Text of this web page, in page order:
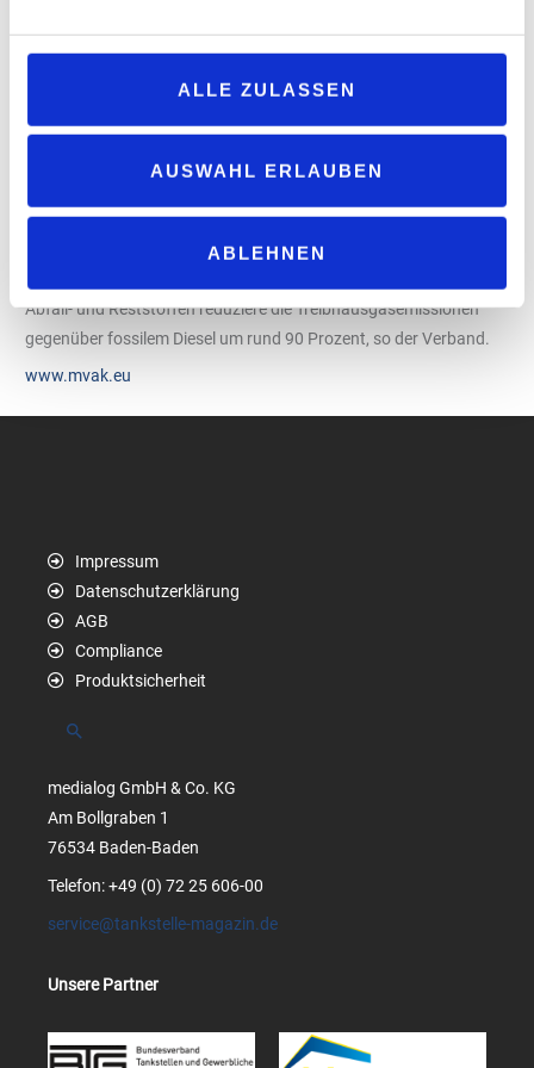
ALLE ZULASSEN
AUSWAHL ERLAUBEN
ABLEHNEN
zukunftstauglich und könnten problemlos B10 tanken. Die
Bundesregierung hat es in der Hand, Verbrauchern den Zugang
zu B10 zu erleichtern, indem sie die nicht mehr zeitgemäße
Schutzsortenregelung schnellstmöglich reformiert“, so Evers.
Der MVaK verweist zudem auf die Produktionskapazitäten in
vier Millionen Tonnen könnten etwa zwölf Prozent des heimischen
Dieselbedarfs gedeckt werden. Das entspreche einer
Abfall- und Reststoffen reduziere die Treibhausgasemissionen
gegenüber fossilem Diesel um rund 90 Prozent, so der Verband.
www.mvak.eu
Impressum
Datenschutzerklärung
AGB
Compliance
Produktsicherheit
Suchen
medialog GmbH & Co. KG
Am Bollgraben 1
76534 Baden-Baden
Telefon: +49 (0) 72 25 606-00
service@tankstelle-magazin.de
Unsere Partner